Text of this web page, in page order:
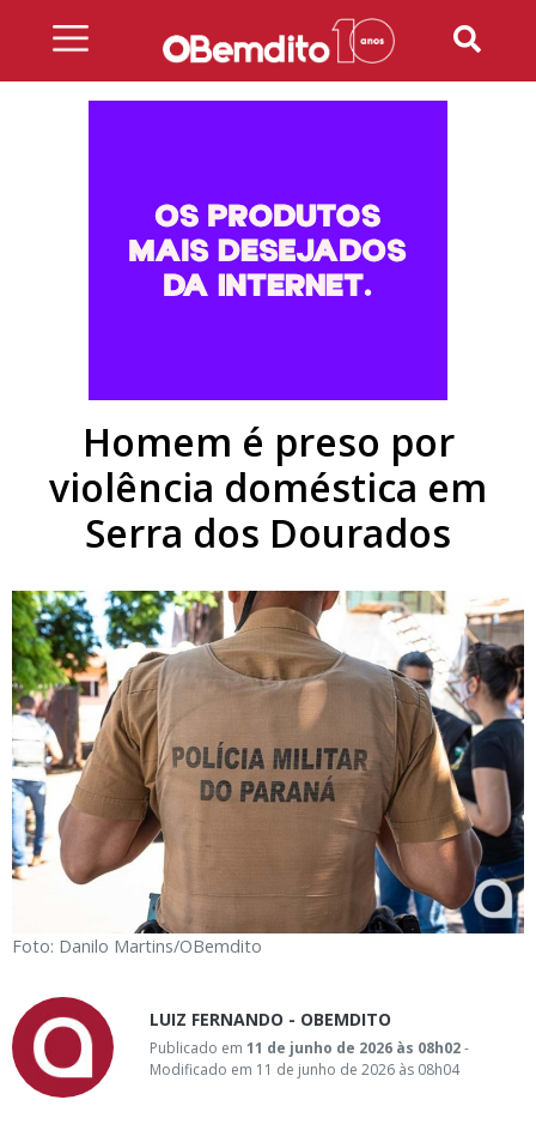
Homem é preso por
violência doméstica em
Serra dos Dourados
Foto: Danilo Martins/OBemdito
LUIZ FERNANDO - OBEMDITO
Publicado em 11 de junho de 2026 às 08h02-
Modificado em 11 de junho de 2026 às 08h04